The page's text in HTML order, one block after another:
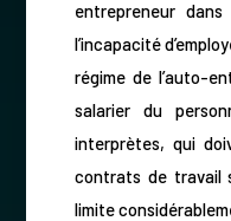
entrepreneur
l’incapacité
régime de l’auto-
salarier du
interprètes, qui
contrats de travail
limite